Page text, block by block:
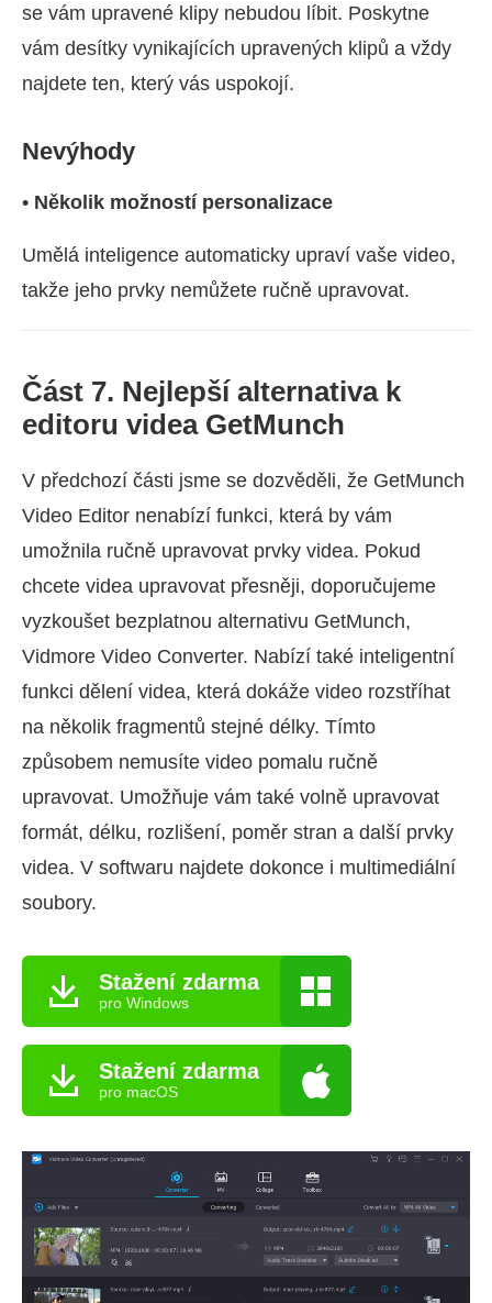
se vám upravené klipy nebudou líbit. Poskytne
vám desítky vynikajících upravených klipů a vždy
najdete ten, který vás uspokojí.
Nevýhody
• Několik možností personalizace
Umělá inteligence automaticky upraví vaše video,
takže jeho prvky nemůžete ručně upravovat.
Část 7. Nejlepší alternativa k
editoru videa GetMunch
V předchozí části jsme se dozvěděli, že GetMunch
Video Editor nenabízí funkci, která by vám
umožnila ručně upravovat prvky videa. Pokud
chcete videa upravovat přesněji, doporučujeme
vyzkoušet bezplatnou alternativu GetMunch,
Vidmore Video Converter. Nabízí také inteligentní
funkci dělení videa, která dokáže video rozstříhat
na několik fragmentů stejné délky. Tímto
způsobem nemusíte video pomalu ručně
upravovat. Umožňuje vám také volně upravovat
formát, délku, rozlišení, poměr stran a další prvky
videa. V softwaru najdete dokonce i multimediální
soubory.
Stažení zdarma
pro Windows
Stažení zdarma
pro macOS